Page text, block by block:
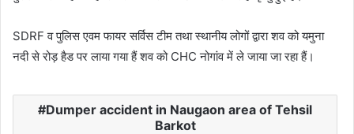
SDRF व पुलिस एवम फायर सर्विस टीम तथा स्थानीय लोगों द्वारा शव को यमुना
नदी से रोड़ हैड पर लाया गया हैं शव को CHC नोगांव में ले जाया जा रहा हैं।
Dumper accident in Naugaon area of ​​Tehsil
Barkot